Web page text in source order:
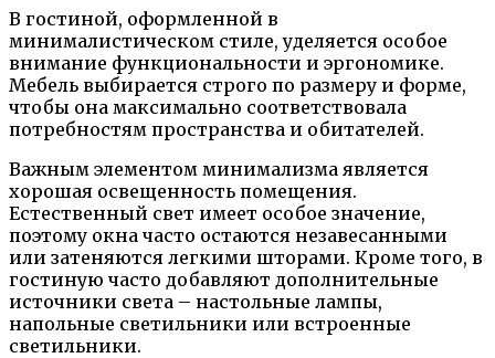
В гостиной, оформленной в
минималистическом стиле, уделяется особое
внимание функциональности и эргономике.
Мебель выбирается строго по размеру и форме,
чтобы она максимально соответствовала
потребностям пространства и обитателей.
Важным элементом минимализма является
хорошая освещенность помещения.
Естественный свет имеет особое значение,
поэтому окна часто остаются незавесанными
или затеняются легкими шторами. Кроме того, в
гостиную часто добавляют дополнительные
источники света – настольные лампы,
напольные светильники или встроенные
светильники.